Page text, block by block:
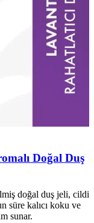
Doğal Duş
doğal duş jeli, cildi
süre kalıcı koku ve
sunar.